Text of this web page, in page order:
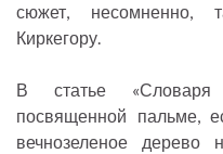
сюжет, несомненно,
Киркегору.
В статье «Словаря
посвященной пальме,
вечнозеленое дерево